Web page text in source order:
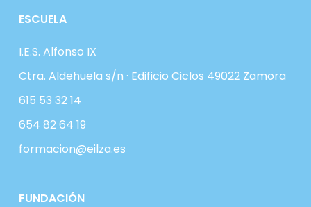
ESCUELA
I.E.S. Alfonso IX
Ctra. Aldehuela s/n · Edificio Ciclos 49022 Zamora
615 53 32 14
654 82 64 19
formacion@eilza.es
FUNDACIÓN